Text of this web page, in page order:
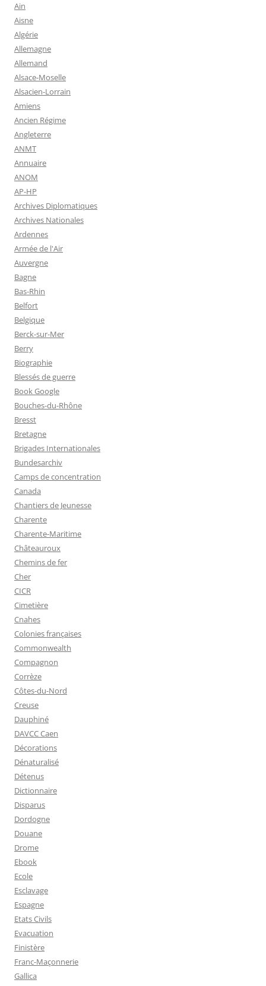
Ain
Aisne
Algérie
Allemagne
Allemand
Alsace-Moselle
Alsacien-Lorrain
Amiens
Ancien Régime
Angleterre
ANMT
Annuaire
ANOM
AP-HP
Archives Diplomatiques
Archives Nationales
Ardennes
Armée de l'Air
Auvergne
Bagne
Bas-Rhin
Belfort
Belgique
Berck-sur-Mer
Berry
Biographie
Blessés de guerre
Book Google
Bouches-du-Rhône
Bresst
Bretagne
Brigades Internationales
Bundesarchiv
Camps de concentration
Canada
Chantiers de Jeunesse
Charente
Charente-Maritime
Châteauroux
Chemins de fer
Cher
CICR
Cimetière
Cnahes
Colonies françaises
Commonwealth
Compagnon
Corrèze
Côtes-du-Nord
Creuse
Dauphiné
DAVCC Caen
Décorations
Dénaturalisé
Détenus
Dictionnaire
Disparus
Dordogne
Douane
Drome
Ebook
Ecole
Esclavage
Espagne
Etats Civils
Evacuation
Finistère
Franc-Maçonnerie
Gallica